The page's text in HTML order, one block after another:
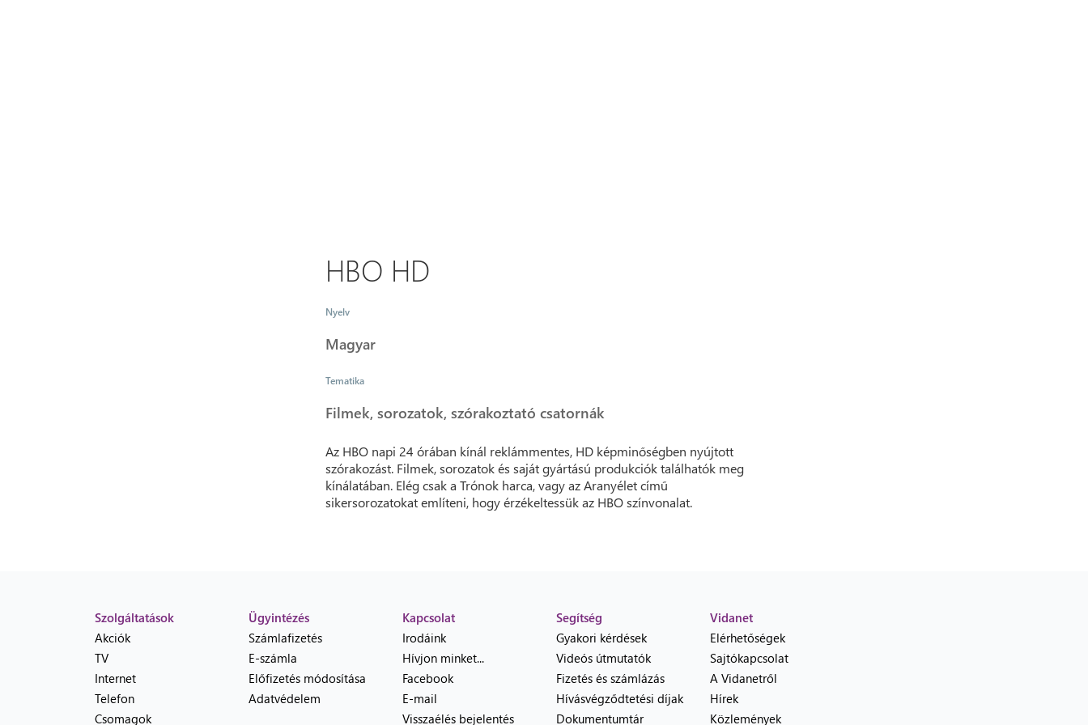
HBO HD
Nyelv
Magyar
Tematika
Filmek, sorozatok, szórakoztató csatornák
Az HBO napi 24 órában kínál reklámmentes, HD képminőségben nyújtott
szórakozást. Filmek, sorozatok és saját gyártású produkciók találhatók meg
kínálatában. Elég csak a Trónok harca, vagy az Aranyélet című
sikersorozatokat említeni, hogy érzékeltessük az HBO színvonalat.
Szolgáltatások
Akciók
TV
Internet
Telefon
Csomagok
Ügyintézés
Számlafizetés
E-számla
Előfizetés módosítása
Adatvédelem
Kapcsolat
Irodáink
Hívjon minket...
Facebook
E-mail
Visszaélés bejelentés
Segítség
Gyakori kérdések
Videós útmutatók
Fizetés és számlázás
Hívásvégződtetési díjak
Dokumentumtár
Vidanet
Elérhetőségek
Sajtókapcsolat
A Vidanetről
Hírek
Közlemények